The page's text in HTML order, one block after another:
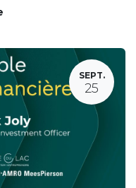
SEPT.
25